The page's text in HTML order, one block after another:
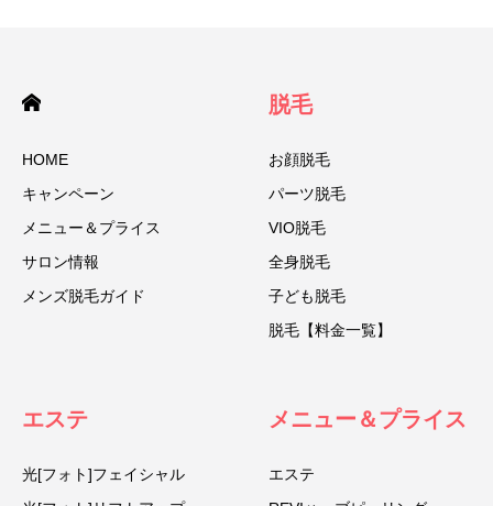
HOME
キャンペーン
メニュー＆プライス
サロン情報
メンズ脱毛ガイド
脱毛
お顔脱毛
パーツ脱毛
VIO脱毛
全身脱毛
子ども脱毛
脱毛【料金一覧】
エステ
光[フォト]フェイシャル
メニュー＆プライス
エステ